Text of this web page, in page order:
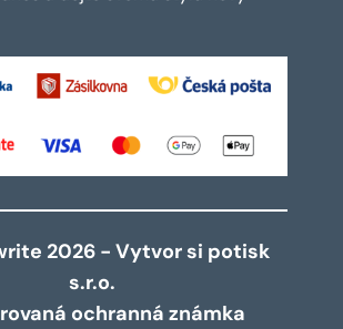
2026 - Vytvor si potisk
s.r.o.
ochranná známka